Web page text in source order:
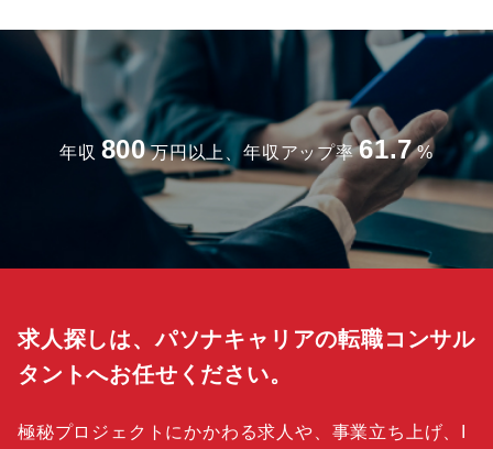
年収 800 万円以上、年収アップ率 61.7 %
求人探しは、パソナキャリアの転職コンサル
タントへお任せください。
極秘プロジェクトにかかわる求人や、事業立ち上げ、I